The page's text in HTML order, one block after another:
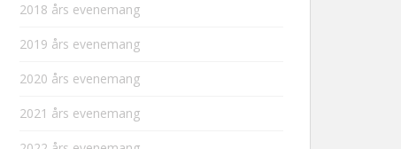
2018 års evenemang
2019 års evenemang
2020 års evenemang
2021 års evenemang